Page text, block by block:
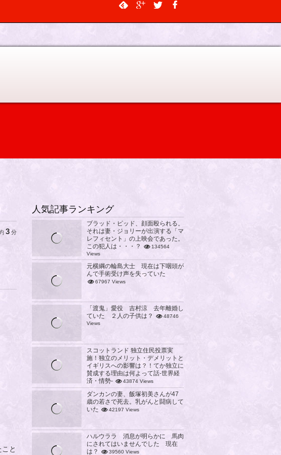
$data_object, $depth = 0, $args = NULL, $current_object_id =
3 分
と
人気記事ランキング
ブラッド・ピッド、顔面殴られる。
それは妻・ジョリーが出演する「マ
レフィセント」の上映会であった。
この犯人は・・・？
134564
Views
元横綱の輪島大士 現在は下咽頭が
んで手術受け声を失っていた
67967 Views
「渡鬼」愛役 吉村涼 去年離婚し
ていた ２人の子供は？
48746
Views
スコットランド 独立住民投票実
施！独立のメリット・デメリットと
イギリスへの影響は？！てか独立に
賛成する理由は何よって話-世界経
済・情勢-
43874 Views
ダンカンの妻、飯塚初美さんが47
歳の若さで死去。乳がんと闘病して
いた
42197 Views
ハルウララ 消息が明らかに 馬肉
にされてはいませんでした 現在
は？
39560 Views